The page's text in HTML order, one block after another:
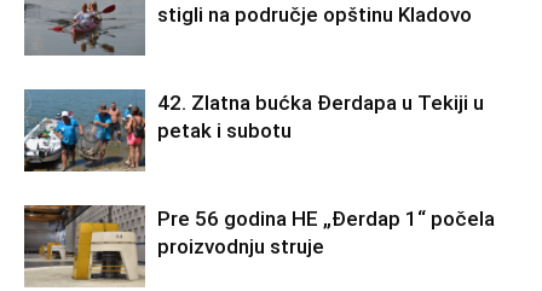
stigli na područje opštinu Kladovo
42. Zlatna bućka Đerdapa u Tekiji u
petak i subotu
Pre 56 godina HE „Đerdap 1“ počela
proizvodnju struje